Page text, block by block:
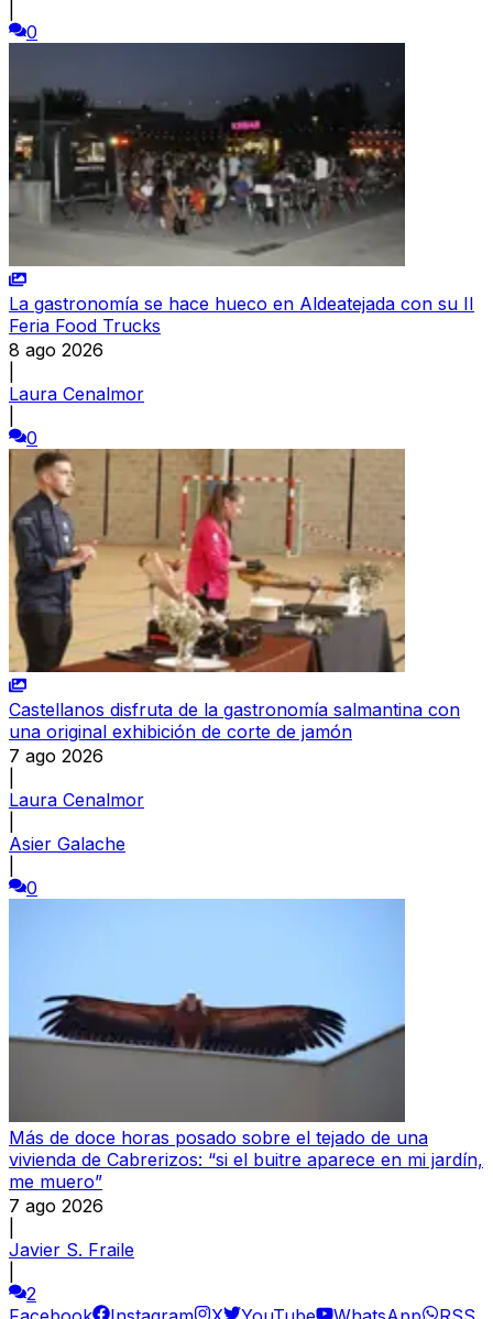
0
La gastronomía se hace hueco en Aldeatejada con su II
Feria Food Trucks
8 ago 2026
Laura Cenalmor
0
Castellanos disfruta de la gastronomía salmantina con
una original exhibición de corte de jamón
7 ago 2026
Laura Cenalmor
Asier Galache
0
Más de doce horas posado sobre el tejado de una
vivienda de Cabrerizos: “si el buitre aparece en mi jardín,
me muero”
7 ago 2026
Javier S. Fraile
2